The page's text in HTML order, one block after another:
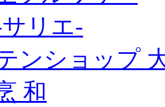
リエ-
ンショップ
和